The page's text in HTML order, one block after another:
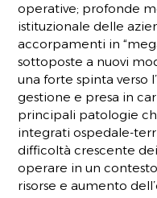
operative; profonde
istituzionale delle
accorpamenti in
sottoposte a nuovi
una forte spinta verso
gestione e presa in
principali patologie
integrati ospedale-
difficoltà crescente
operare in un
risorse e aumento